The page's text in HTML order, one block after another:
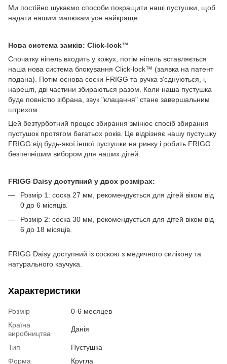
Ми постійно шукаємо способи покращити наші пустушки, щоб
надати нашим малюкам усе найкраще.
Нова система замків: Click-lock™
Спочатку ніпель входить у кожух, потім ніпель вставляється
наша нова система блокування Click-lock™ (заявка на патент
подана). Потім основа соски FRIGG та ручка з'єднуються, і,
нарешті, дві частини збираються разом. Коли наша пустушка
буде повністю зібрана, звук "клацання" стане завершальним
штрихом.
Цей безтурботний процес збирання змінює спосіб збирання
пустушок протягом багатьох років. Це відрізняє нашу пустушку
FRIGG від будь-якої іншої пустушки на ринку і робить FRIGG
безпечнішим вибором для наших дітей.
FRIGG Daisy доступний у двох розмірах:
Розмір 1: соска 27 мм, рекомендується для дітей віком від
0 до 6 місяців.
Розмір 2: соска 30 мм, рекомендується для дітей віком від
6 до 18 місяців.
FRIGG Daisy доступний із соскою з медичного силікону та
натурального каучука.
Характеристики
Розмір
0-6 месяцев
Країна
виробництва
Данія
Тип
Пустушка
Форма
Кругла